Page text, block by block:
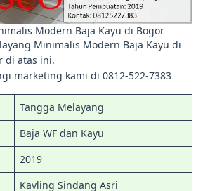
Modern Baja Kayu di Bogor
Minimalis Modern Baja Kayu di
di atas ini.
marketing kami di 0812-522-7383
Tangga Melayang
Baja WF dan Kayu
2019
Kavling Sindang Asri